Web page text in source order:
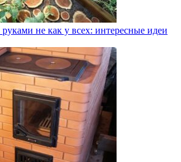
не как у всех: интересные идеи